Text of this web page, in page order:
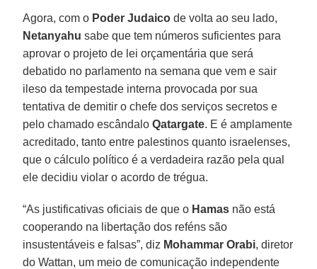
Agora, com o Poder Judaico de volta ao seu lado,
Netanyahu sabe que tem números suficientes para
aprovar o projeto de lei orçamentária que será
debatido no parlamento na semana que vem e sair
ileso da tempestade interna provocada por sua
tentativa de demitir o chefe dos serviços secretos e
pelo chamado escândaloQatargate. E é amplamente
acreditado, tanto entre palestinos quanto israelenses,
que o cálculo político é a verdadeira razão pela qual
ele decidiu violar o acordo de trégua.
“As justificativas oficiais de que o Hamas não está
cooperando na libertação dos reféns são
insustentáveis ​​e falsas”, diz Mohammar Orabi, diretor
do Wattan, um meio de comunicação independente